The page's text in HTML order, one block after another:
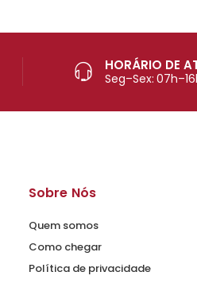
HORÁRIO DE
Seg–Sex:
Sobre Nós
Quem somos
Como chegar
Política de privacidade